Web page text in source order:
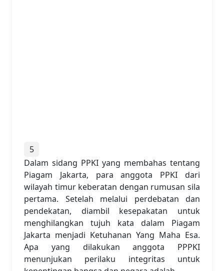
5
Dalam sidang PPKI yang membahas tentang
Piagam Jakarta, para anggota PPKI dari
wilayah timur keberatan dengan rumusan sila
pertama. Setelah melalui perdebatan dan
pendekatan, diambil kesepakatan untuk
menghilangkan tujuh kata dalam Piagam
Jakarta menjadi Ketuhanan Yang Maha Esa.
Apa yang dilakukan anggota PPPKI
menunjukan perilaku integritas untuk